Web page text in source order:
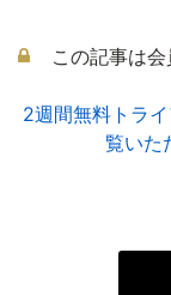
この記事は
2週間無料トラ
覧いた